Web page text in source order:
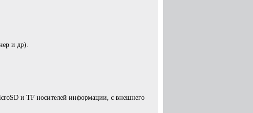
и др).
и TF носителей информации, с внешнего